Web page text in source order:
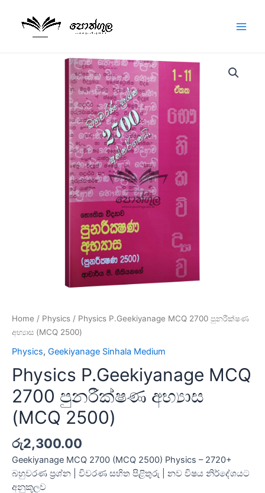
Home / Physics / Physics P.Geekiyanage MCQ 2700 පුනරීක්ෂණ
අභ්‍යාස (MCQ 2500)
Physics, Geekiyanage Sinhala Medium
Physics P.Geekiyanage MCQ
2700 පුනරීක්ෂණ අභ්‍යාස
(MCQ 2500)
රු2,300.00
Geekiyanage MCQ 2700 (MCQ 2500) Physics – 2720+
බහුවරණ ප්‍රශ්න | විවරණ සහිත පිළිතුරු | නව විෂය නිර්දේශයට
අනුකූලව